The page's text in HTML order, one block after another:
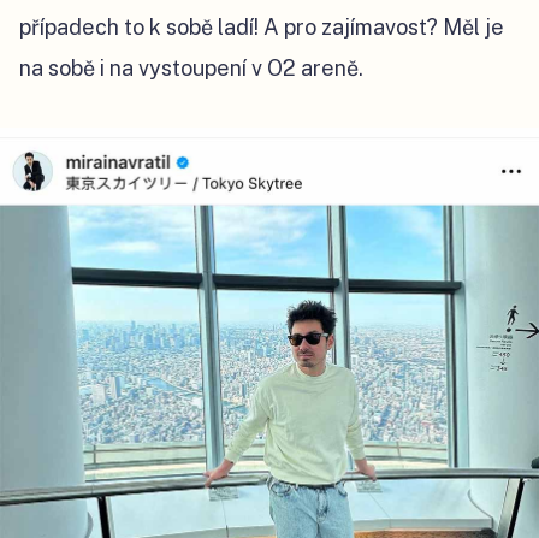
případech to k sobě ladí! A pro zajímavost? Měl je
na sobě i na vystoupení v O2 areně.